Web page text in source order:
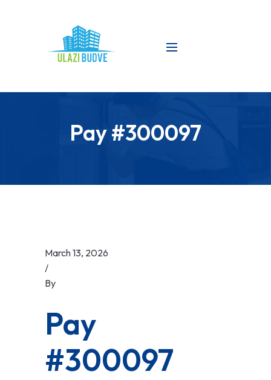
Pay #300097
March 13, 2026
/
By
Pay
#300097